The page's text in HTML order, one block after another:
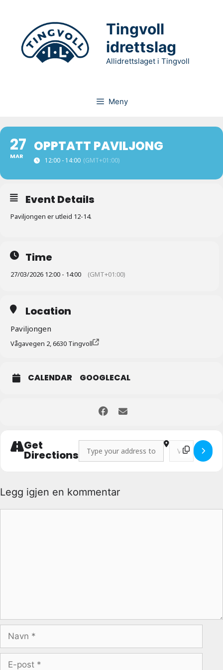
Tingvoll
idrettslag
Allidrettslaget i Tingvoll
Meny
27
MAR
OPPTATT PAVILJONG
12:00 - 14:00 (GMT+01:00)
Event Details
Paviljongen er utleid 12-14.
Time
27/03/2026 12:00 - 14:00 (GMT+01:00)
Location
Paviljongen
Vågavegen 2, 6630 Tingvoll
CALENDAR GOOGLECAL
Get
Directions
Address - Opptatt paviljong []Destination
Legg igjen en kommentar
Navn